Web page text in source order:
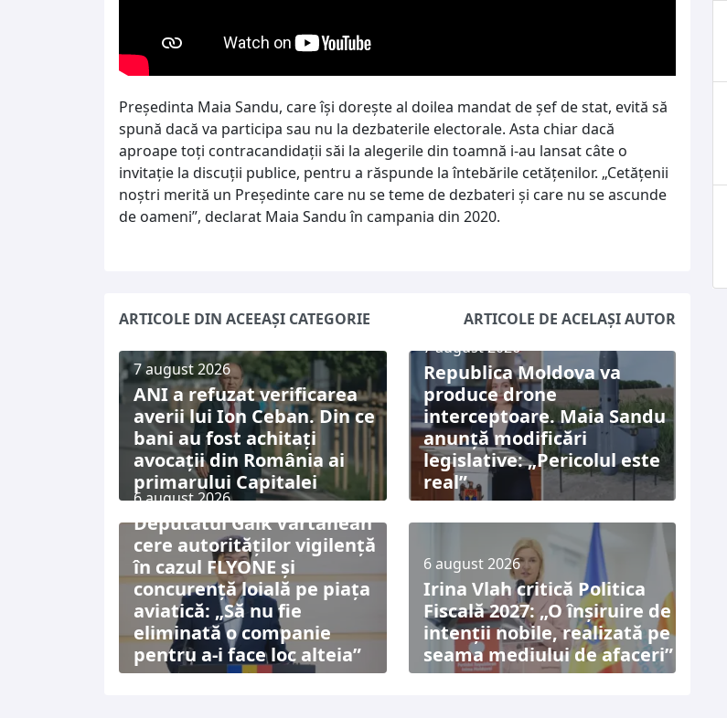
Președinta Maia Sandu, care își dorește al doilea mandat de șef de stat, evită să
spună dacă va participa sau nu la dezbaterile electorale. Asta chiar dacă
aproape toți contracandidații săi la alegerile din toamnă i-au lansat câte o
invitație la discuții publice, pentru a răspunde la întebările cetățenilor. „Cetățenii
noștri merită un Președinte care nu se teme de dezbateri și care nu se ascunde
de oameni”, declarat Maia Sandu în campania din 2020.
ARTICOLE DIN ACEEAȘI CATEGORIE ARTICOLE DE ACELAȘI AUTOR
7 august 2026
ANI a refuzat verificarea
averii lui Ion Ceban. Din ce
bani au fost achitați
avocații din România ai
primarului Capitalei
7 august 2026
Republica Moldova va
produce drone
interceptoare. Maia Sandu
anunță modificări
legislative: „Pericolul este
real”
6 august 2026
Deputatul Gaik Vartanean
cere autorităților vigilență
în cazul FLYONE și
concurență loială pe piața
aviatică: „Să nu fie
eliminată o companie
pentru a-i face loc alteia”
6 august 2026
Irina Vlah critică Politica
Fiscală 2027: „O înșiruire de
intenții nobile, realizată pe
seama mediului de afaceri”